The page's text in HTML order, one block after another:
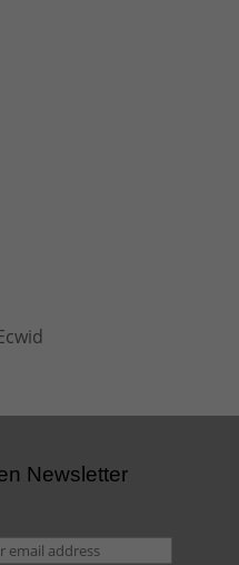
Newsletter